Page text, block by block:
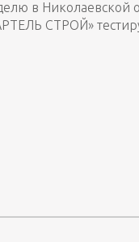
в Николаевской
СТРОЙ»